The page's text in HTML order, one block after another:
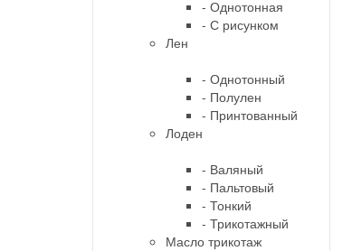
- Однотонная
- С рисунком
Лен
- Однотонный
- Полулен
- Принтованный
Лоден
- Валяный
- Пальтовый
- Тонкий
- Трикотажный
Масло трикотаж